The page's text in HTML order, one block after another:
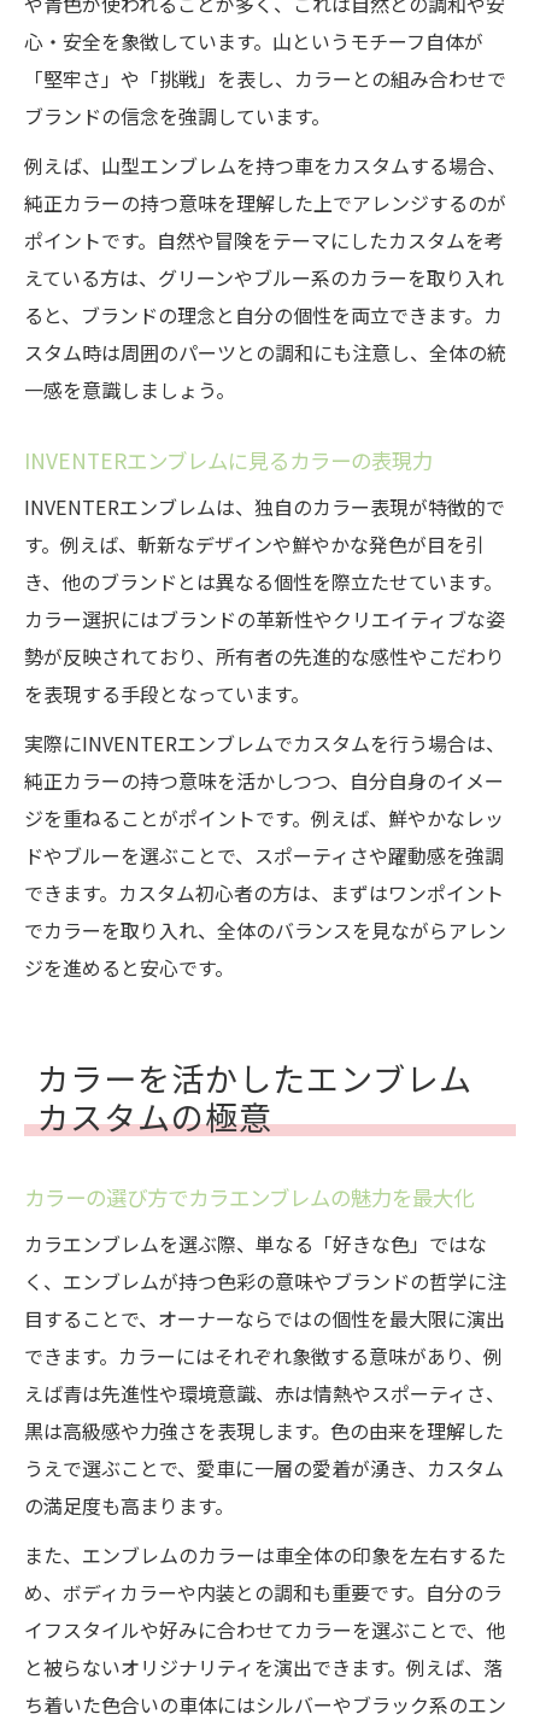
心・安全を象徴しています。山というモチーフ自体が
「堅牢さ」や「挑戦」を表し、カラーとの組み合わせで
ブランドの信念を強調しています。
例えば、山型エンブレムを持つ車をカスタムする場合、
純正カラーの持つ意味を理解した上でアレンジするのが
ポイントです。自然や冒険をテーマにしたカスタムを考
えている方は、グリーンやブルー系のカラーを取り入れ
ると、ブランドの理念と自分の個性を両立できます。カ
スタム時は周囲のパーツとの調和にも注意し、全体の統
一感を意識しましょう。
INVENTERエンブレムに見るカラーの表現力
INVENTERエンブレムは、独自のカラー表現が特徴的で
す。例えば、斬新なデザインや鮮やかな発色が目を引
き、他のブランドとは異なる個性を際立たせています。
カラー選択にはブランドの革新性やクリエイティブな姿
勢が反映されており、所有者の先進的な感性やこだわり
を表現する手段となっています。
実際にINVENTERエンブレムでカスタムを行う場合は、
純正カラーの持つ意味を活かしつつ、自分自身のイメー
ジを重ねることがポイントです。例えば、鮮やかなレッ
ドやブルーを選ぶことで、スポーティさや躍動感を強調
できます。カスタム初心者の方は、まずはワンポイント
でカラーを取り入れ、全体のバランスを見ながらアレン
ジを進めると安心です。
カラーを活かしたエンブレム
カスタムの極意
カラーの選び方でカラエンブレムの魅力を最大化
カラエンブレムを選ぶ際、単なる「好きな色」ではな
く、エンブレムが持つ色彩の意味やブランドの哲学に注
目することで、オーナーならではの個性を最大限に演出
できます。カラーにはそれぞれ象徴する意味があり、例
えば青は先進性や環境意識、赤は情熱やスポーティさ、
黒は高級感や力強さを表現します。色の由来を理解した
うえで選ぶことで、愛車に一層の愛着が湧き、カスタム
の満足度も高まります。
また、エンブレムのカラーは車全体の印象を左右するた
め、ボディカラーや内装との調和も重要です。自分のラ
イフスタイルや好みに合わせてカラーを選ぶことで、他
と被らないオリジナリティを演出できます。例えば、落
ち着いた色合いの車体にはシルバーやブラック系のエン